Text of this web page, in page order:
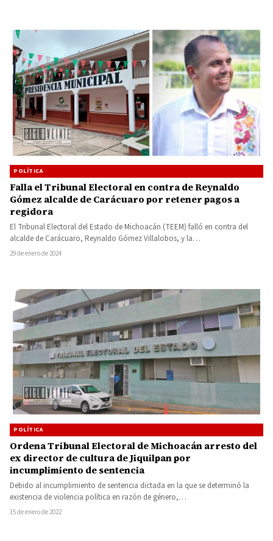
POLÍTICA
Falla el Tribunal Electoral en contra de Reynaldo
Gómez alcalde de Carácuaro por retener pagos a
regidora
El Tribunal Electoral del Estado de Michoacán (TEEM) falló en contra del
alcalde de Carácuaro, Reynaldo Gómez Villalobos, y la…
29 de enero de 2024
POLÍTICA
Ordena Tribunal Electoral de Michoacán arresto del
ex director de cultura de Jiquilpan por
incumplimiento de sentencia
Debido al incumplimiento de sentencia dictada en la que se determinó la
existencia de violencia política en razón de género,…
15 de enero de 2022